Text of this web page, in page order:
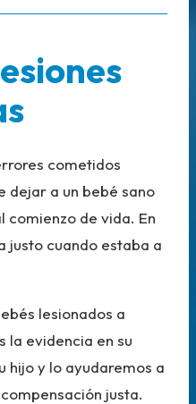
cometidos
dejar a un bebé sano
comienzo de vida. En
justo cuando estaba a
lesionados a
la evidencia en su
hijo y lo ayudaremos a
justa.